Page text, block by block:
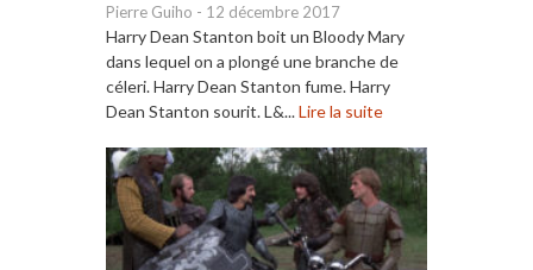
Pierre Guiho - 12 décembre 2017
Harry Dean Stanton boit un Bloody Mary
dans lequel on a plongé une branche de
céleri. Harry Dean Stanton fume. Harry
Dean Stanton sourit. L&...Lire la suite